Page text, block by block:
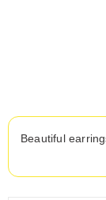
Beautiful